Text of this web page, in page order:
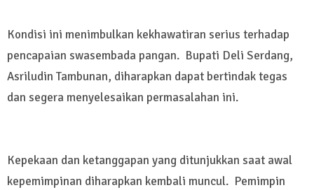
Kondisi ini menimbulkan kekhawatiran serius terhadap
pencapaian swasembada pangan. Bupati Deli Serdang,
Asriludin Tambunan, diharapkan dapat bertindak tegas
dan segera menyelesaikan permasalahan ini.
Kepekaan dan ketanggapan yang ditunjukkan saat awal
kepemimpinan diharapkan kembali muncul. Pemimpin